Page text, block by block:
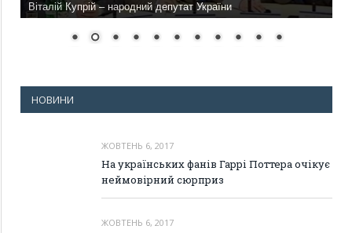
Віталій Купрій – народний депутат України
НОВИНИ
ЖОВТЕНЬ 6, 2017
На українських фанів Гаррі Поттера очікує
неймовірний сюрприз
ЖОВТЕНЬ 6, 2017